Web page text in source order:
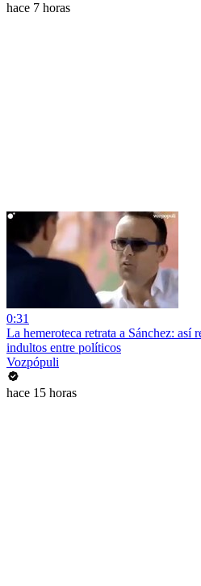
hace 7 horas
0:31
La hemeroteca retrata a Sánchez: así
indultos entre políticos
Vozpópuli
hace 15 horas